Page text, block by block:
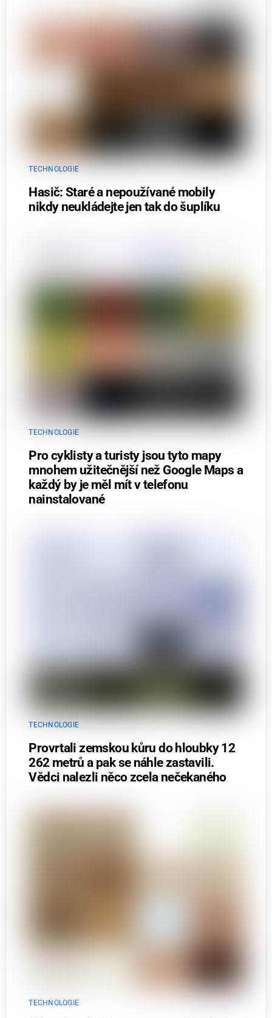
TECHNOLOGIE
Hasič: Staré a nepoužívané mobily
nikdy neukládejte jen tak do šuplíku
TECHNOLOGIE
Pro cyklisty a turisty jsou tyto mapy
mnohem užitečnější než Google Maps a
každý by je měl mít v telefonu
nainstalované
TECHNOLOGIE
Provrtali zemskou kůru do hloubky 12
262 metrů a pak se náhle zastavili.
Vědci nalezli něco zcela nečekaného
TECHNOLOGIE